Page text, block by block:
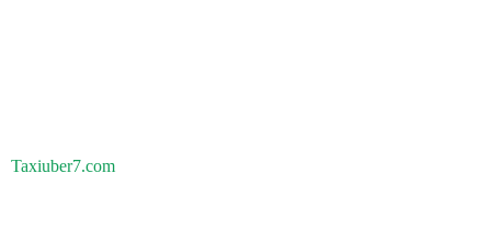
Taxiuber7.com